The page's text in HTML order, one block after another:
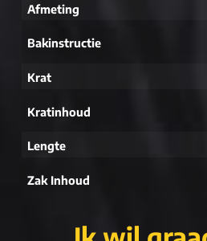
Afmeting
Bakinstructie
Krat
Kratinhoud
Lengte
Zak Inhoud